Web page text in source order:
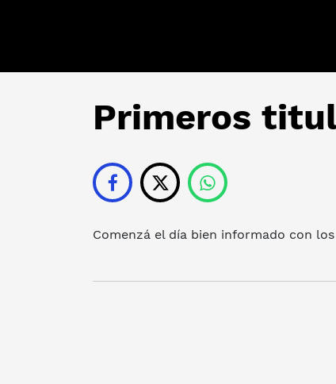
Primeros
Comenzá el día bien informado con